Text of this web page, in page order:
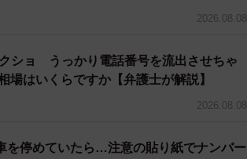
2026.08.08
ショ うっかり電話番号を流出させちゃ
はいくらですか【弁護士が解説】
2026.08.08
を停めていたら…注意の貼り紙でナンバー